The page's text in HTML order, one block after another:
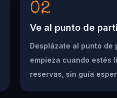
02
Ve al punto de
Desplázate al punto
empieza cuando estés
reservas, sin guía